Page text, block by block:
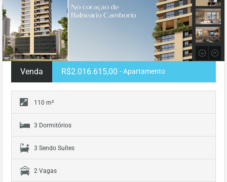
Venda R$2.016.615,00 - Apartamento
110 m²
3 Dormitórios
3 Sendo Suítes
2 Vagas